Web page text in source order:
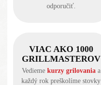
odporučiť.
VIAC AKO 1000
GRILLMASTEROV
Vedieme kurzy grilovaniaa
každý rok preškolíme stovky